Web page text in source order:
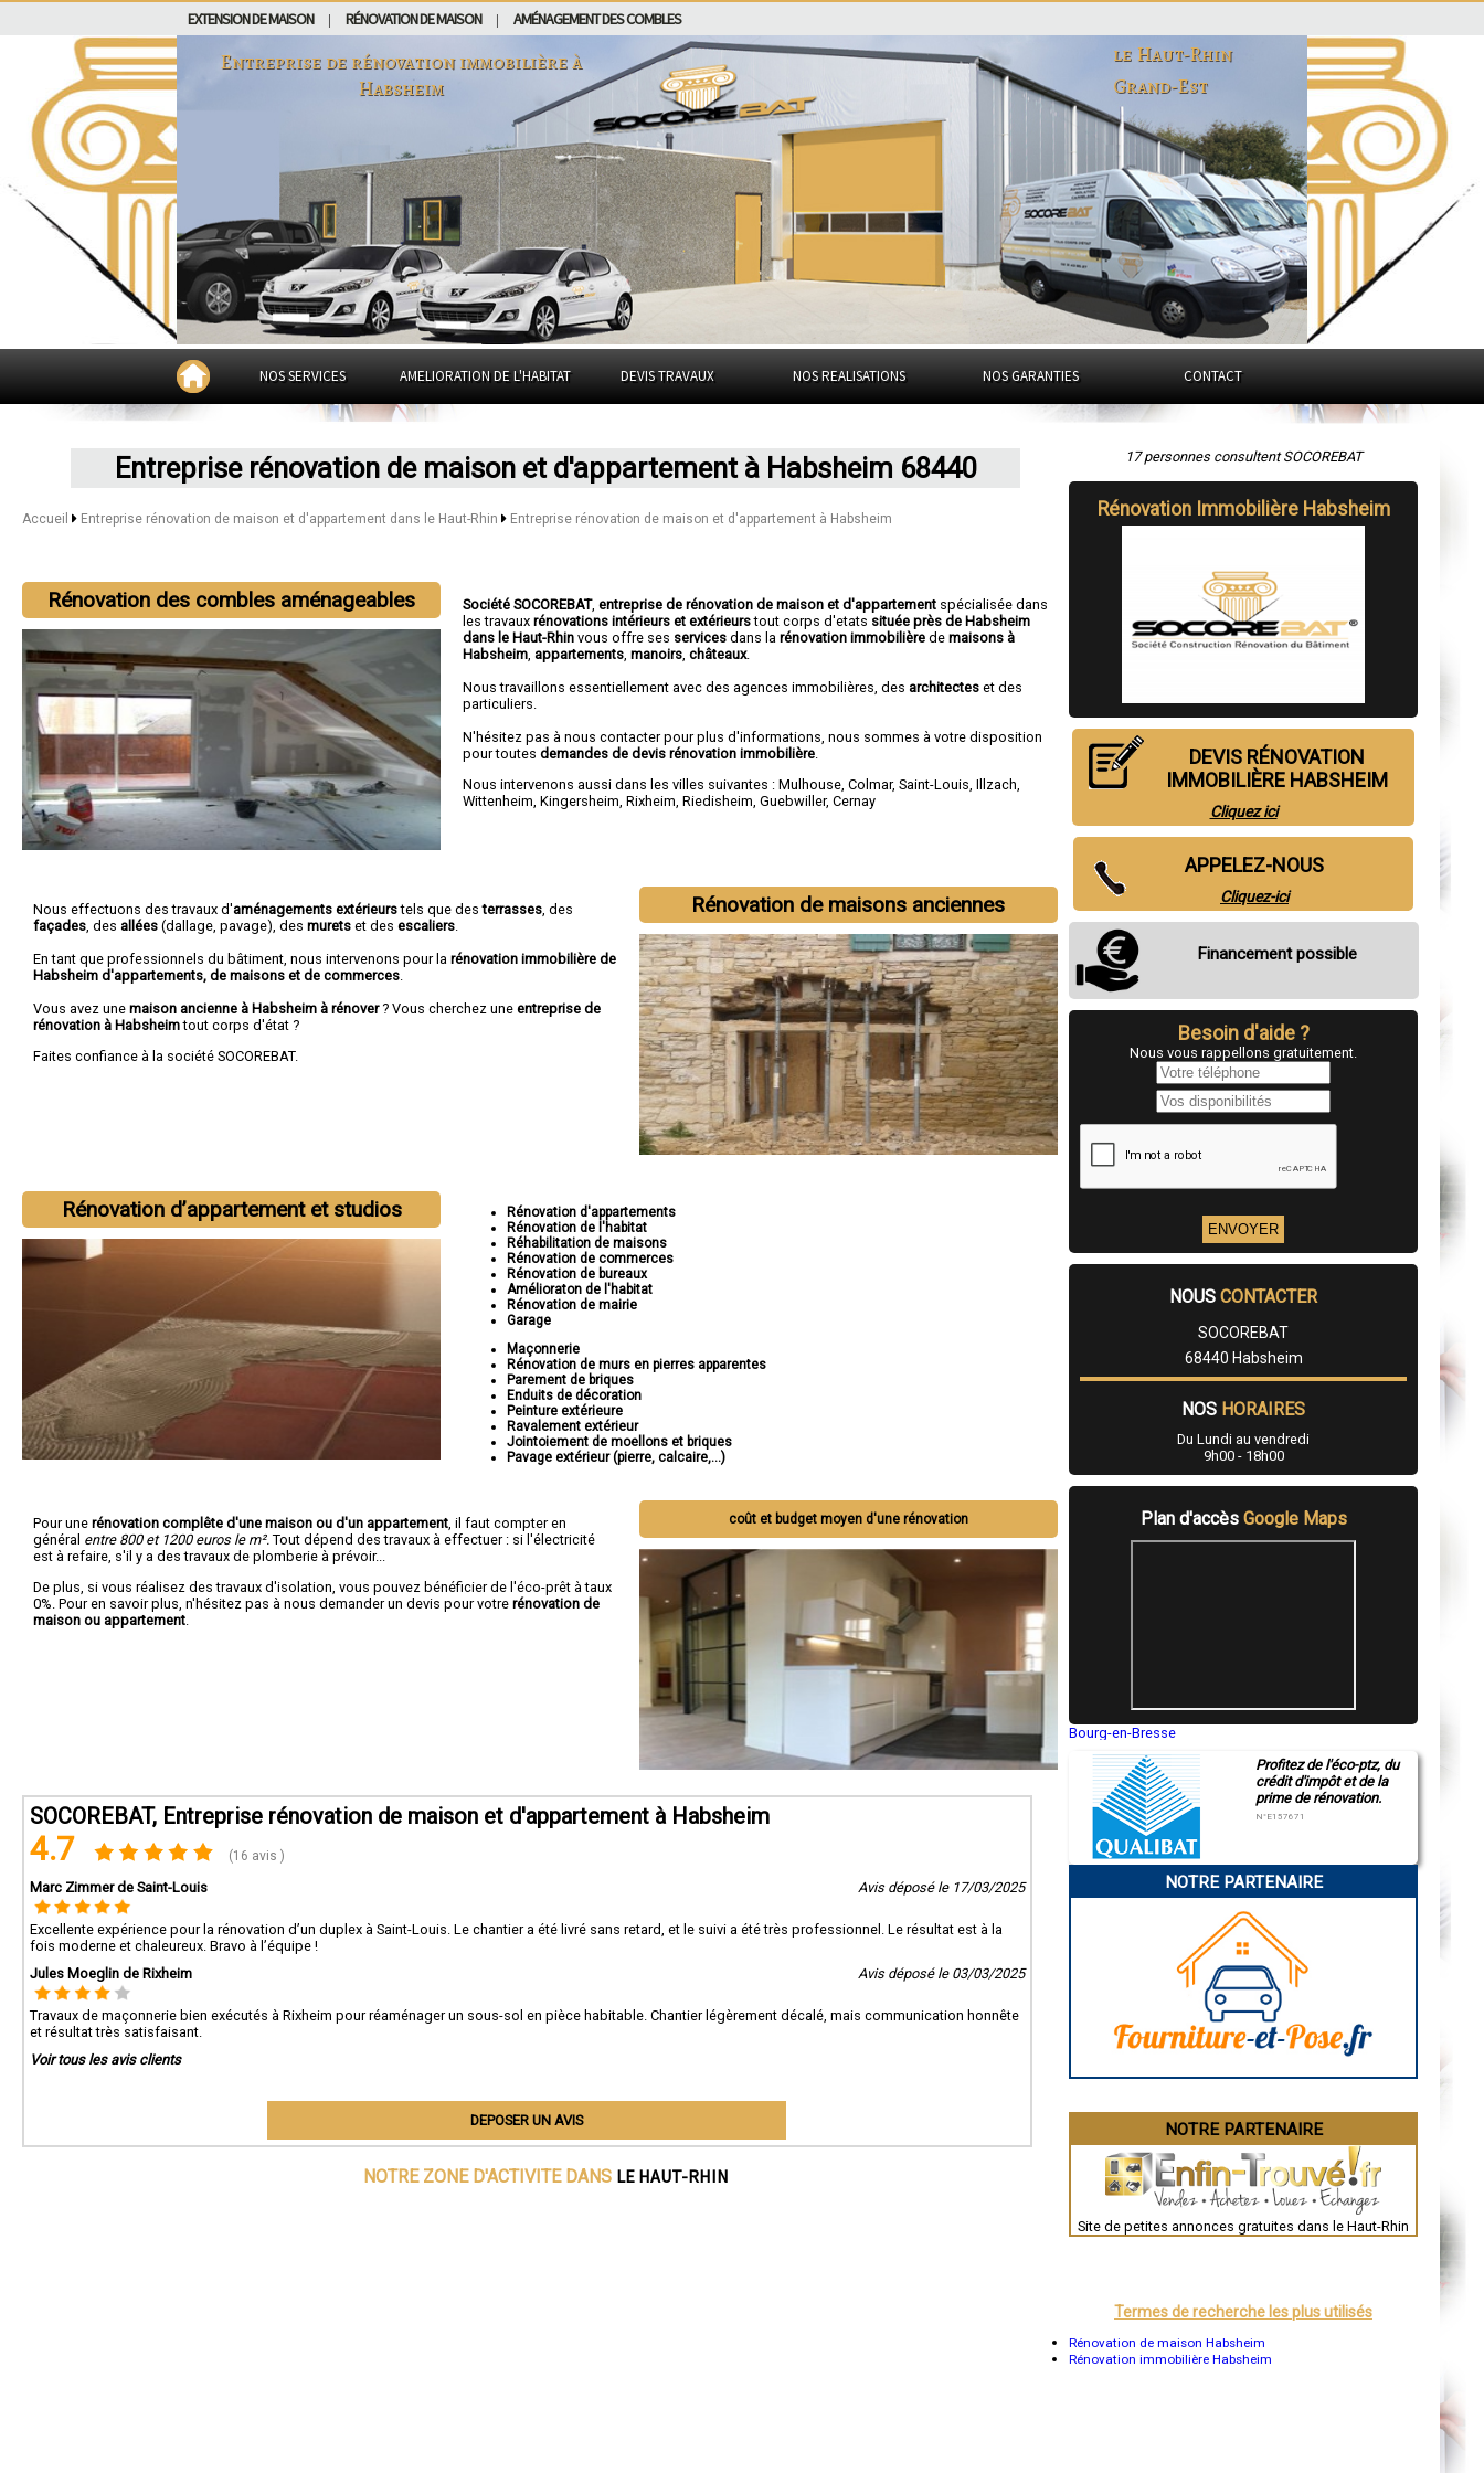
EXTENSION DE MAISON RÉNOVATION DE MAISON AMÉNAGEMENT DES COMBLES
Entreprise de rénovation immobilière à
Habsheim
le Haut-Rhin
Grand-Est
NOS SERVICES AMELIORATION DE L'HABITAT DEVIS TRAVAUX NOS REALISATIONS NOS GARANTIES CONTACT
Entreprise rénovation de maison et d'appartement à Habsheim 68440
Accueil Entreprise rénovation de maison et d'appartement dans le Haut-Rhin Entreprise rénovation de maison et d'appartement à Habsheim
Rénovation des combles aménageables Société SOCOREBAT,entreprise de rénovation de maison et d'appartement spécialisée dans
les travauxrénovations intérieurs et extérieurstout corps d'etats située près de Habsheim
dans le Haut-Rhinvous offre ses services dans larénovation immobilière demaisons à
Habsheim appartements ,manoirs ,châteaux.
Nous travaillons essentiellement avec des agences immobilières, des architectes et des
particuliers.
N'hésitez pas à nous contacter pour plus d'informations, nous sommes à votre disposition
pour toutesdemandes de devis rénovation immobilière
Nous intervenons aussi dans les villes suivantes :Mulhouse ,Colmar,Saint-Louis ,Illzach
Wittenheim ,Kingersheim ,Rixheim ,Riedisheim ,Guebwiller,Cernay
Rénovation de maisons anciennes
Nous effectuons des travaux d'aménagements extérieurstels que desterrasses , des
façades , des allées (dallage, pavage), des murets et des escaliers
En tant que professionnels du bâtiment, nous intervenons pour la rénovation immobilière de
Habsheim d'appartements, de maisons et de commerces
Vous avez une maison ancienne à Habsheim à rénover? Vous cherchez une entreprise de
rénovation à Habsheimtout corps d'état ?
Faites confiance à la société SOCOREBAT.
Rénovation d’appartement et studios
Rénovation d'appartements
Rénovation de l'habitat
Réhabilitation de maisons
Rénovation de commerces
Rénovation de bureaux
Amélioraton de l'habitat
Rénovation de mairie
Garage
Maçonnerie
Rénovation de murs en pierres apparentes
Parement de briques
Enduits de décoration
Peinture extérieure
Ravalement extérieur
Jointoiement de moellons et briques
Pavage extérieur (pierre, calcaire,...)
coût et budget moyen d'une rénovation
Pour une rénovation complête d'une maison ou d'un appartement , il faut compter en
général entre 800 et 1200 euros le m². Tout dépend des travaux à effectuer : si l'électricité
est à refaire, s'il y a des travaux de plomberie à prévoir...
De plus, si vous réalisez des travaux d'isolation, vous pouvez bénéficier de l'éco-prêt à taux
0%. Pour en savoir plus, n'hésitez pas à nous demander un devis pour votre rénovation de
maison ou appartement
SOCOREBAT, Entreprise rénovation de maison et d'appartement à Habsheim
4.7 (16 avis )
Marc Zimmer de Saint-Louis Avis déposé le 17/03/2025
Excellente expérience pour la rénovation d’un duplex à Saint-Louis. Le chantier a été livré sans retard, et le suivi a été très professionnel. Le résultat est à la
fois moderne et chaleureux. Bravo à l’équipe !
Jules Moeglin de Rixheim
Avis déposé le 03/03/2025
Travaux de maçonnerie bien exécutés à Rixheim pour réaménager un sous-sol en pièce habitable. Chantier légèrement décalé, mais communication honnête
et résultat très satisfaisant.
Voir tous les avis clients
DEPOSER UN AVIS
NOTRE ZONE D'ACTIVITE DANS LE HAUT-RHIN
17 personnes consultent SOCOREBAT
Rénovation Immobilière Habsheim
DEVIS RÉNOVATION
IMMOBILIÈRE HABSHEIM
Cliquez ici
APPELEZ-NOUS
Cliquez-ici
Financement possible
Besoin d'aide ?
Nous vous rappellons gratuitement.
NOUS CONTACTER
SOCOREBAT
68440 Habsheim
NOS HORAIRES
Du Lundi au vendredi
9h00 - 18h00
Plan d'accès Google Maps
Bourg-en-Bresse
Montluçon
Manosque
Gap
Charleville-Mézières
Pamiers
Narbonne
Brive-la-Gaillarde
Guéret
Besançon
Évreux
Chartres
Nîmes
Auch
Dole
Mont-de-Marsan
Profitez de l'éco-ptz, du
crédit d'impôt et de la
prime de rénovation.
N°E157671
NOTRE PARTENAIRE
NOTRE PARTENAIRE
Site de petites annonces gratuites dans le Haut-Rhin
Termes de recherche les plus utilisés
Rénovation de maison Habsheim
Rénovation immobilière Habsheim